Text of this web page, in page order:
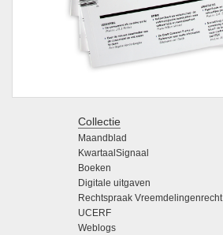
Collectie
Maandblad
KwartaalSignaal
Boeken
Digitale uitgaven
Rechtspraak Vreemdelingenrecht
UCERF
Weblogs